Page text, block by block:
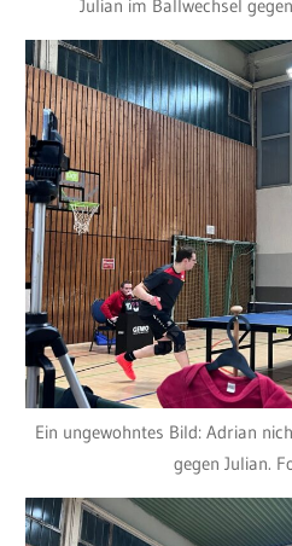
Julian im Ballwechsel
Ein ungewohntes Bild: Adrian
gegen Julian.